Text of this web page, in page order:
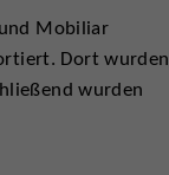
Mobiliar
Dort wurden
wurden